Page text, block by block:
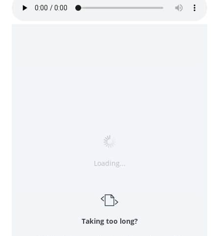
Loading...
Taking too long?